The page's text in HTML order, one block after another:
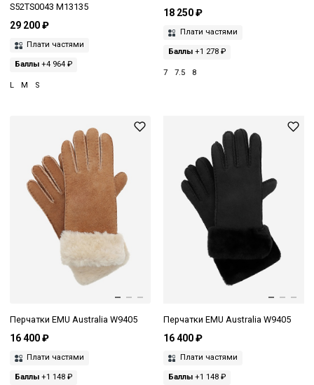
S52TS0043 M13135
29 200 ₽
Плати частями
Баллы +4 964 ₽
L M S
18 250 ₽
Плати частями
Баллы+1 278 ₽
7 7.5 8
Перчатки EMU Australia W9405
16 400 ₽
Плати частями
Баллы +1 148 ₽
Перчатки EMU Australia W9405
16 400 ₽
Плати частями
Баллы+1 148 ₽